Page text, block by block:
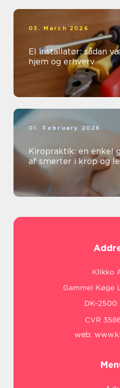
03. March 2026
El installatør: sådan
hjem og erhverv
01. February 2026
Kiropraktik: en enkel
af smerter i krop og
web: